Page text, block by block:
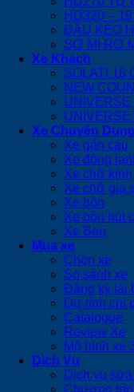
HD320 –
ĐẦU KÉO
SƠ MI RƠ
Xe Khách
SOLATI 16
NEW
UNIVERSE
UNIVERSE
Xe Chuyên Dụng
Xe gắn cẩu
Xe đông
Xe chở kính
Xe chở gia
Xe bồn
Xe bồn hút
Xe Ben
Mua xe
Chọn xe
So sánh xe
Đăng ký lái
Dự tính chi
Catalogue
Review Xe
Mô hình xe
Dịch Vụ
Dịch vụ
Chương